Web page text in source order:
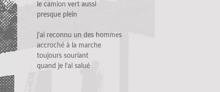
le camion vert aussi
presque plein
j’ai reconnu un des hommes
accroché à la marche
toujours souriant
quand je l’ai salué